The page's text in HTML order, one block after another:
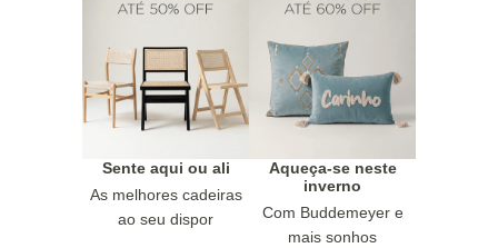
Sente aqui ou ali
As melhores cadeiras
ao seu dispor
Aqueça-se neste
inverno
Com Buddemeyer e
mais sonhos